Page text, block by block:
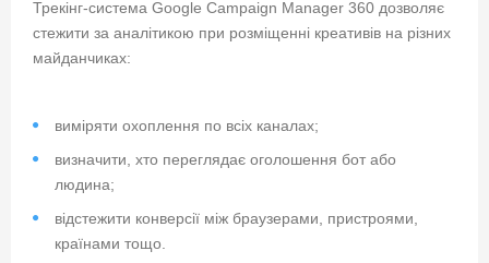
Трекінг-система Google Campaign Manager 360 дозволяє
стежити за аналітикою при розміщенні креативів на різних
майданчиках:
виміряти охоплення по всіх каналах;
визначити, хто переглядає оголошення бот або
людина;
відстежити конверсії між браузерами, пристроями,
країнами тощо.